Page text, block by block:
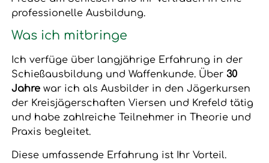
professionelle Ausbildung.
Was ich mitbringe
Ich verfüge über langjährige Erfahrung in der
Schießausbildung und Waffenkunde. Über 30
Jahrewar ich als Ausbilder in den Jägerkursen
der Kreisjägerschaften Viersen und Krefeld tätig
und habe zahlreiche Teilnehmer in Theorie und
Praxis begleitet.
Diese umfassende Erfahrung ist Ihr Vorteil.